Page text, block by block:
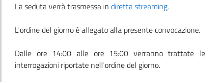
La seduta verrà trasmessa in diretta streaming.
L'ordine del giorno è allegato alla presente convocazione.
Dalle ore 14:00 alle ore 15:00 verranno trattate le
interrogazioni riportate nell'ordine del giorno.